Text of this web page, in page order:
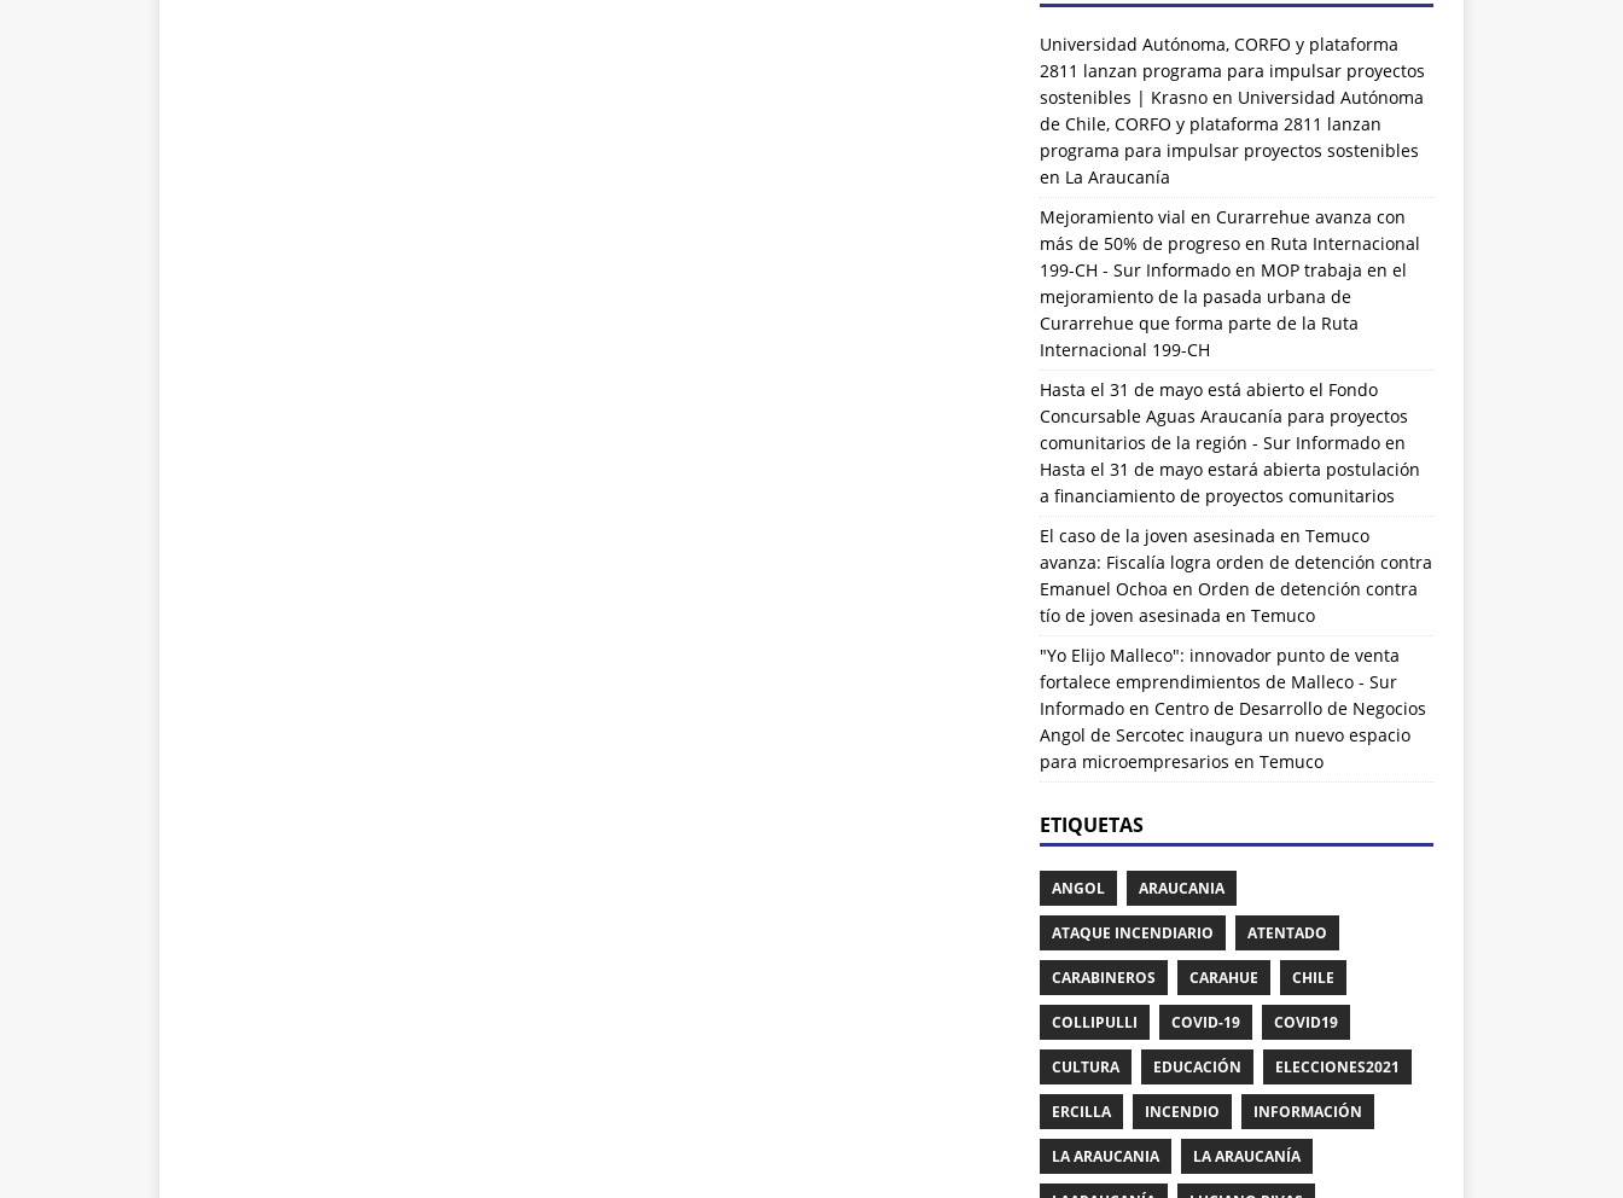
Universidad Autónoma, CORFO y plataforma
2811 lanzan programa para impulsar proyectos
sostenibles | Krasnoen Universidad Autónoma
de Chile, CORFO y plataforma 2811 lanzan
programa para impulsar proyectos sostenibles
en La Araucanía
Mejoramiento vial en Curarrehue avanza con
más de 50% de progreso en Ruta Internacional
199-CH - Sur Informadoen MOP trabaja en el
mejoramiento de la pasada urbana de
Curarrehue que forma parte de la Ruta
Internacional 199-CH
Hasta el 31 de mayo está abierto el Fondo
Concursable Aguas Araucanía para proyectos
comunitarios de la región - Sur Informadoen
Hasta el 31 de mayo estará abierta postulación
a financiamiento de proyectos comunitarios
El caso de la joven asesinada en Temuco
avanza: Fiscalía logra orden de detención contra
Emanuel Ochoa en Orden de detención contra
tío de joven asesinada en Temuco
"Yo Elijo Malleco": innovador punto de venta
fortalece emprendimientos de Malleco - Sur
Informadoen Centro de Desarrollo de Negocios
Angol de Sercotec inaugura un nuevo espacio
para microempresarios en Temuco
ETIQUETAS
ANGOL ARAUCANIA
ATAQUE INCENDIARIO ATENTADO
CARABINEROS CARAHUE CHILE
COLLIPULLI COVID-19 COVID19
CULTURA EDUCACIÓN ELECCIONES2021
ERCILLA INCENDIO INFORMACIÓN
LA ARAUCANIA LA ARAUCANÍA